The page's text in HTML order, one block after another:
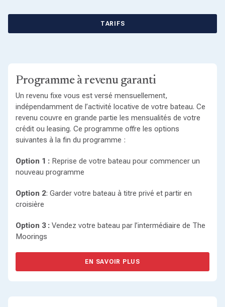
TARIFS
Programme à revenu garanti
Un revenu fixe vous est versé mensuellement,
indépendamment de l’activité locative de votre bateau. Ce
revenu couvre en grande partie les mensualités de votre
crédit ou leasing. Ce programme offre les options
suivantes à la fin du programme :
Option 1 : Reprise de votre bateau pour commencer un
nouveau programme
Option 2: Garder votre bateau à titre privé et partir en
croisière
Option 3 : Vendez votre bateau par l’intermédiaire de The
Moorings
EN SAVOIR PLUS